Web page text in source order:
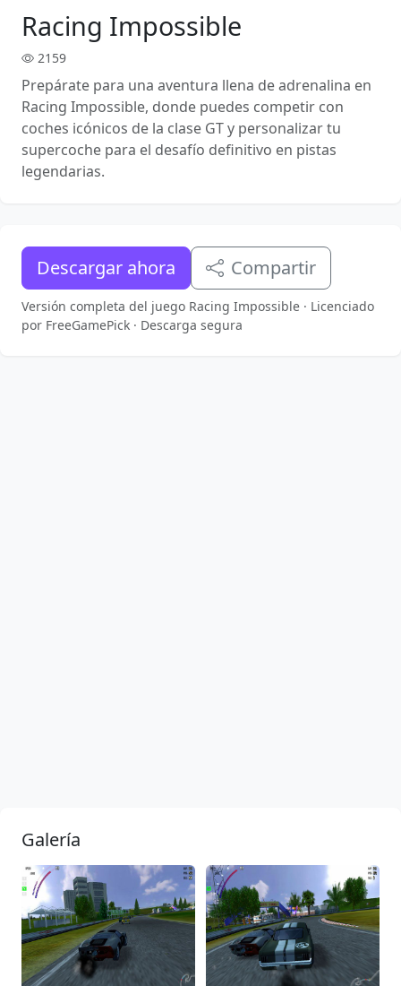
Racing Impossible
2159
Prepárate para una aventura llena de adrenalina en
Racing Impossible, donde puedes competir con
coches icónicos de la clase GT y personalizar tu
supercoche para el desafío definitivo en pistas
legendarias.
Descargar ahora Compartir
Versión completa del juego Racing Impossible · Licenciado
por FreeGamePick · Descarga segura
Galería